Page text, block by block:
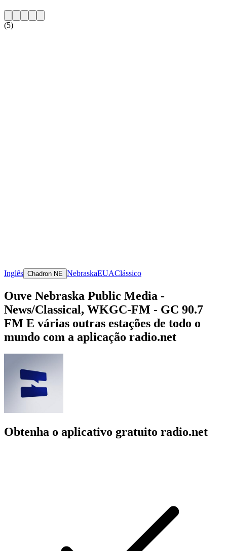
(5)
Inglês Chadron NE NebraskaEUAClássico
Ouve Nebraska Public Media -
News/Classical, WKGC-FM - GC 90.7
FM E várias outras estações de todo o
mundo com a aplicação radio.net
Obtenha o aplicativo gratuito radio.net